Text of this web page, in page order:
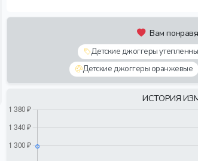
Вам
Детские джоггеры
Детские джоггеры оранжевые
ИСТОРИЯ